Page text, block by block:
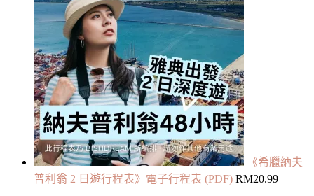
《希臘納夫
普利翁 2 日遊行程表》電子行程表 (PDF) RM20.99